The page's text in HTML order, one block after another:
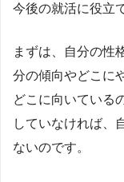
今後の就活に役立
まずは、自分の性
分の傾向やどこに
どこに向いている
していなければ、
ないのです。